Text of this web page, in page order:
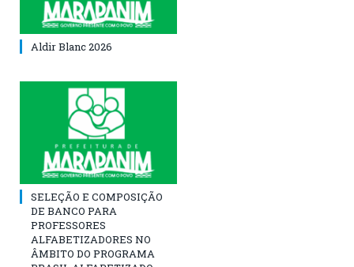
Aldir Blanc 2026
SELEÇÃO E COMPOSIÇÃO
DE BANCO PARA
PROFESSORES
ALFABETIZADORES NO
ÂMBITO DO PROGRAMA